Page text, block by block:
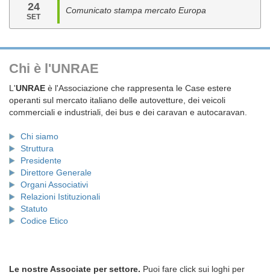
24
SET
Comunicato stampa mercato Europa
Chi è l'UNRAE
L'UNRAE è l'Associazione che rappresenta le Case estere
operanti sul mercato italiano delle autovetture, dei veicoli
commerciali e industriali, dei bus e dei caravan e autocaravan.
Chi siamo
Struttura
Presidente
Direttore Generale
Organi Associativi
Relazioni Istituzionali
Statuto
Codice Etico
Le nostre Associate per settore. Puoi fare click sui loghi per